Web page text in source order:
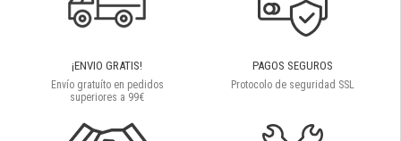
¡ENVIO GRATIS!
Envío gratuíto en pedidos
superiores a 99€
PAGOS SEGUROS
Protocolo de seguridad SSL